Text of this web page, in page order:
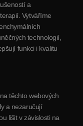
a
Vytváříme
technologií,
funkci i kvalitu
těchto webových
a nezaručují
lišit v závislosti na